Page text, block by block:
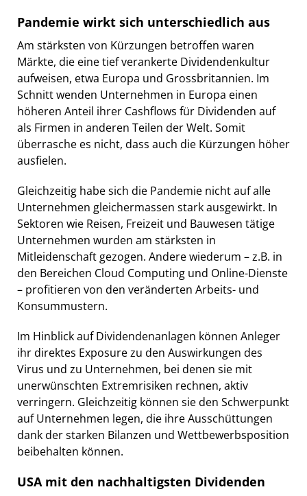
Pandemie wirkt sich unterschiedlich aus
Am stärksten von Kürzungen betroffen waren
Märkte, die eine tief verankerte Dividendenkultur
aufweisen, etwa Europa und Grossbritannien. Im
Schnitt wenden Unternehmen in Europa einen
höheren Anteil ihrer Cashflows für Dividenden auf
als Firmen in anderen Teilen der Welt. Somit
überrasche es nicht, dass auch die Kürzungen höher
ausfielen.
Gleichzeitig habe sich die Pandemie nicht auf alle
Unternehmen gleichermassen stark ausgewirkt. In
Sektoren wie Reisen, Freizeit und Bauwesen tätige
Unternehmen wurden am stärksten in
Mitleidenschaft gezogen. Andere wiederum – z.B. in
den Bereichen Cloud Computing und Online-Dienste
– profitieren von den veränderten Arbeits- und
Konsummustern.
Im Hinblick auf Dividendenanlagen können Anleger
ihr direktes Exposure zu den Auswirkungen des
Virus und zu Unternehmen, bei denen sie mit
unerwünschten Extremrisiken rechnen, aktiv
verringern. Gleichzeitig können sie den Schwerpunkt
auf Unternehmen legen, die ihre Ausschüttungen
dank der starken Bilanzen und Wettbewerbsposition
beibehalten können.
USA mit den nachhaltigsten Dividenden